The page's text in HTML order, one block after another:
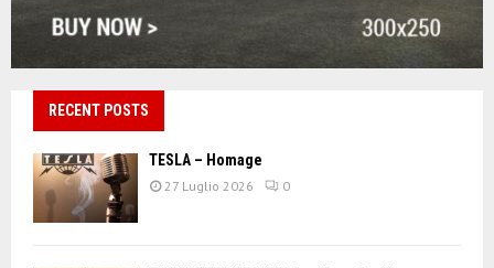
RECENT POSTS
TESLA – Homage
27 Luglio 2026 0